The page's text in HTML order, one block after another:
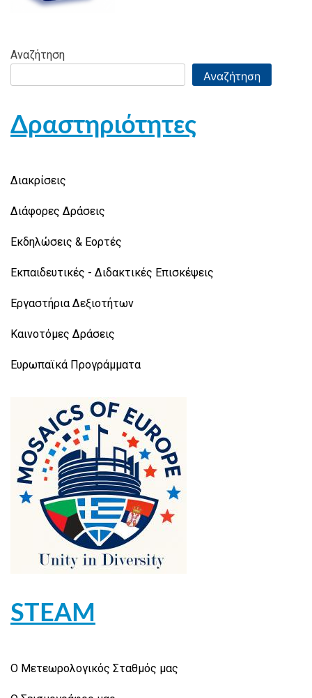
Αναζήτηση
Αναζήτηση
Δραστηριότητες
Διακρίσεις
Διάφορες Δράσεις
Εκδηλώσεις & Εορτές
Εκπαιδευτικές - Διδακτικές Επισκέψεις
Εργαστήρια Δεξιοτήτων
Καινοτόμες Δράσεις
Ευρωπαϊκά Προγράμματα
STEAM
Ο Μετεωρολογικός Σταθμός μας